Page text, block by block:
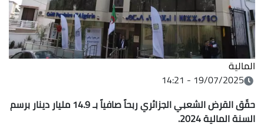
المالية
19/07/2025 - 14:21
حقّق القرض الشعبي الجزائري ربحاً صافياً بـ 14.9 مليار دينار برسم
السنة المالية 2024.